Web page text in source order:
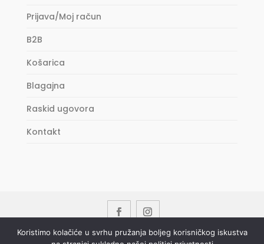
Prijava/Moj račun
B2B
Košarica
Blagajna
Raskid ugovora
Kontakt
Koristimo kolačiće u svrhu pružanja boljeg korisničkog iskustva